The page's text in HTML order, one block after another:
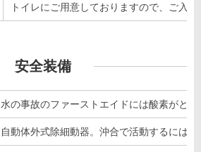
トイレにご用意しておりますので、ご入
安全装備
水の事故のファーストエイドには酸素がと
自動体外式除細動器。沖合で活動するには